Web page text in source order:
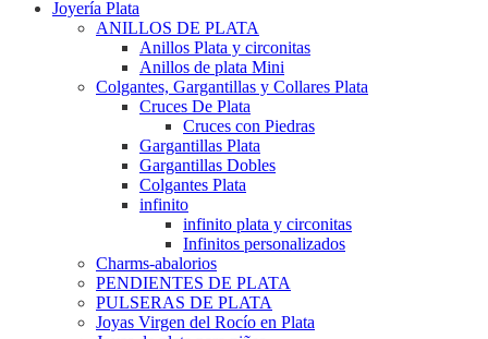
Joyería Plata
ANILLOS DE PLATA
Anillos Plata y circonitas
Anillos de plata Mini
Colgantes, Gargantillas y Collares Plata
Cruces De Plata
Cruces con Piedras
Gargantillas Plata
Gargantillas Dobles
Colgantes Plata
infinito
infinito plata y circonitas
Infinitos personalizados
Charms-abalorios
PENDIENTES DE PLATA
PULSERAS DE PLATA
Joyas Virgen del Rocío en Plata